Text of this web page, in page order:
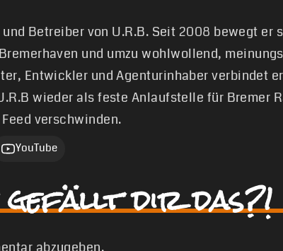
Betreiber von U.R.B. Seit 2008 bewegt er
und umzu wohlwollend,
Entwickler und Agenturinhaber verbindet
wieder als feste Anlaufstelle für Bremer
verschwinden.
YouTube
gefällt dir das?!